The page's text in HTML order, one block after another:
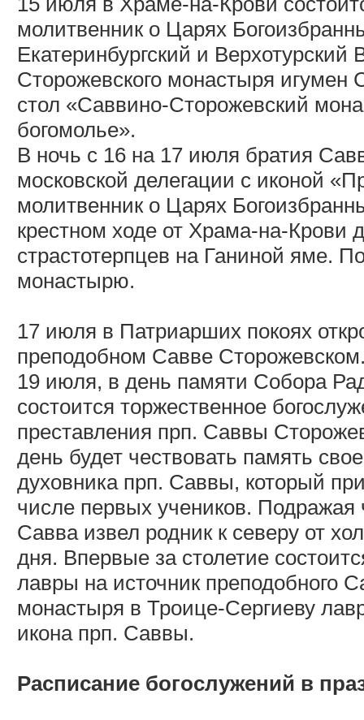
молитвенник о Царях
Екатеринбургский и
Сторожевского монастыря игумен
стол «Саввино-Сторожевский
богомолье».
В ночь с 16 на 17 июля братия
московской делегации с иконой
молитвенник о Царях
крестном ходе от Храма-на-Крови
страстотерпцев на Ганиной яме.
монастырю.
17 июля в Патриарших покоях
преподобном Савве
19 июля, в день памяти Собора
состоится торжественное
преставления прп. Саввы
день будет чествовать память
духовника прп. Саввы, который
числе первых учеников. Подражая
Савва извел родник к северу от
дня. Впервые за столетие
лавры на источник преподобного
монастыря в Троице-Сергиеву
икона прп. Саввы.
Расписание богослужений в